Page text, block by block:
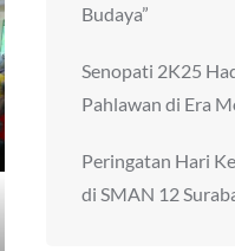
Budaya”
Senopati 2K25
Pahlawan di Era
Peringatan Hari
di SMAN 12